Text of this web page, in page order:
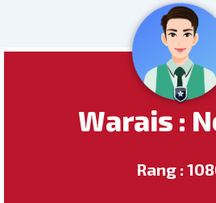
Warais :
Rang :